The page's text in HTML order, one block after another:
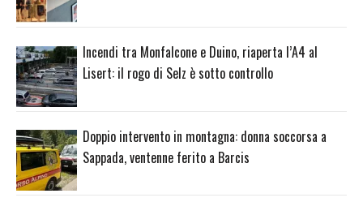
Incendi tra Monfalcone e Duino, riaperta l’A4 al
Lisert: il rogo di Selz è sotto controllo
Doppio intervento in montagna: donna soccorsa a
Sappada, ventenne ferito a Barcis